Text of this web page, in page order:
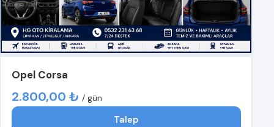
Opel Corsa
2.800,00 ₺ / gün
Talep